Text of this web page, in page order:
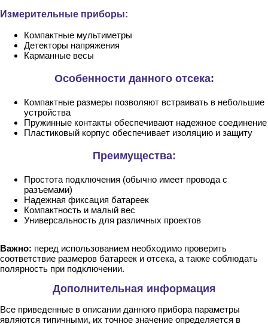
Измерительные приборы:
Компактные мультиметры
Детекторы напряжения
Карманные весы
Особенности данного отсека:
Компактные размеры позволяют встраивать в небольшие
устройства
Пружинные контакты обеспечивают надежное соединение
Пластиковый корпус обеспечивает изоляцию и защиту
Преимущества:
Простота подключения (обычно имеет провода с
разъемами)
Надежная фиксация батареек
Компактность и малый вес
Универсальность для различных проектов
Важно: перед использованием необходимо проверить
соответствие размеров батареек и отсека, а также соблюдать
полярность при подключении.
Дополнительная информация
Все приведенные в описании данного прибора параметры
являются типичными, их точное значение определяется в